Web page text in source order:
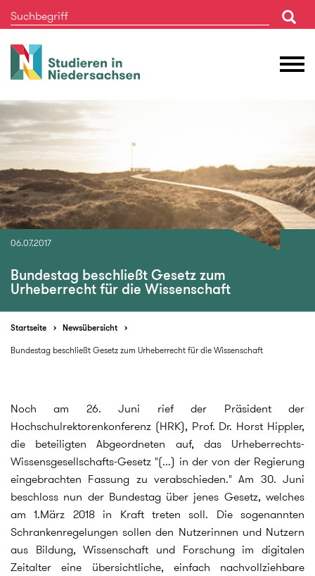
Studieren
in
06.07.2017
Bundestag beschließt Gesetz zum
Urheberrecht für die Wissenschaft
Startseite
Newsübersicht
Bundestag beschließt Gesetz zum Urheberrecht für die Wissenschaft
Noch am 26. Juni rief der Präsident der
Hochschulrektorenkonferenz (HRK), Prof. Dr. Horst Hippler,
die beteiligten Abgeordneten auf, das Urheberrechts-
Wissensgesellschafts-Gesetz "(...) in der von der Regierung
eingebrachten Fassung zu verabschieden." Am 30. Juni
beschloss nun der Bundestag über jenes Gesetz, welches
am 1.März 2018 in Kraft treten soll. Die sogenannten
Schrankenregelungen sollen den Nutzerinnen und Nutzern
aus Bildung, Wissenschaft und Forschung im digitalen
Zeitalter eine übersichtliche, einfach nachvollziehbare